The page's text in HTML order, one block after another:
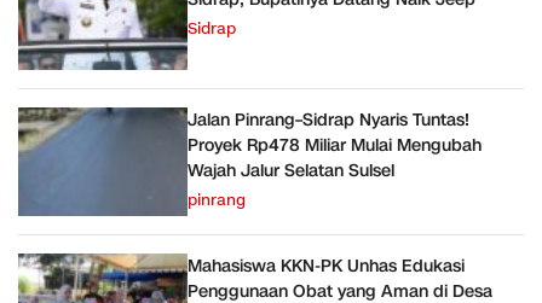
Sidrap
Jalan Pinrang–Sidrap Nyaris Tuntas!
Proyek Rp478 Miliar Mulai Mengubah
Wajah Jalur Selatan Sulsel
pinrang
Mahasiswa KKN-PK Unhas Edukasi
Penggunaan Obat yang Aman di Desa